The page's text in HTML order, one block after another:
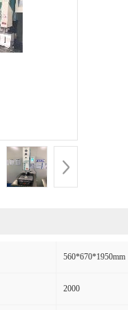
560*670*1950mm
2000